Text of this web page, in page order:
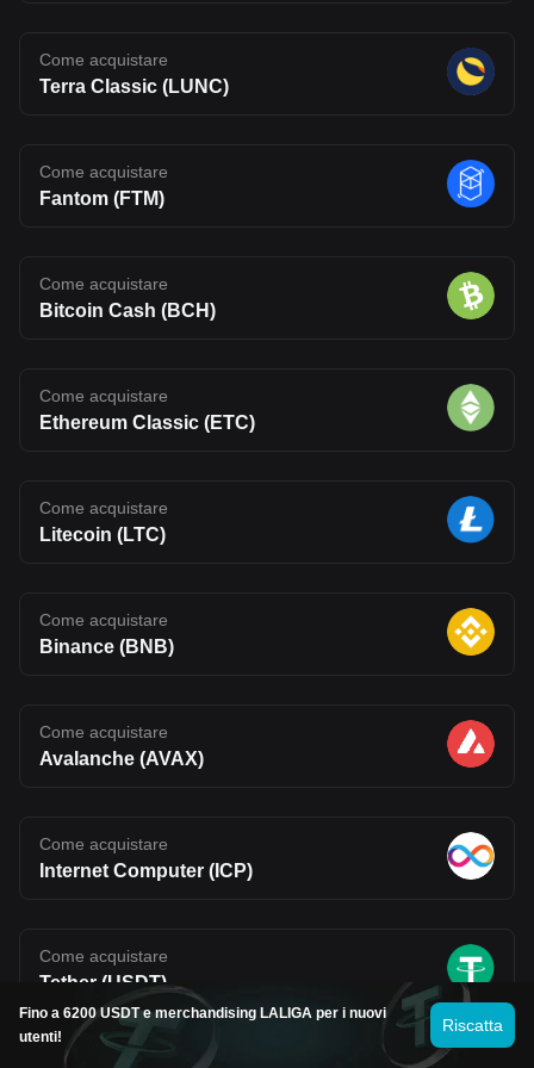
Come acquistare
Terra Classic (LUNC)
Come acquistare
Fantom (FTM)
Come acquistare
Bitcoin Cash (BCH)
Come acquistare
Ethereum Classic (ETC)
Come acquistare
Litecoin (LTC)
Come acquistare
Binance (BNB)
Come acquistare
Avalanche (AVAX)
Come acquistare
Internet Computer (ICP)
Come acquistare
Tether (USDT)
Fino a 6200 USDT e merchandising LALIGA per i nuovi
utenti!
Riscatta